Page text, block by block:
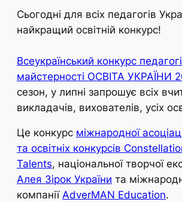
Сьогодні для всіх педагогів
найкращий освітній конкурс!
Всеукраїнський конкурс
майстерності ОСВІТА УКРАЇНИ
сезон, у липні запрошує всіх
викладачів, вихователів, усіх
Це конкурс міжнародної
та освітніх конкурсів
Talents, національної творчої
Алея Зірок України та
компанії AdverMAN Education.